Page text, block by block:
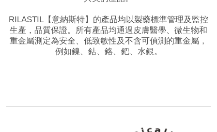
RILASTIL【意納斯特】的產品均以製藥標準管理及監控
生產，品質保證。所有產品均通過皮膚醫學、微生物和
重金屬測定為安全、低致敏性及不含可偵測的重金屬，
例如鎳、鈷、鉻、鈀、水銀。